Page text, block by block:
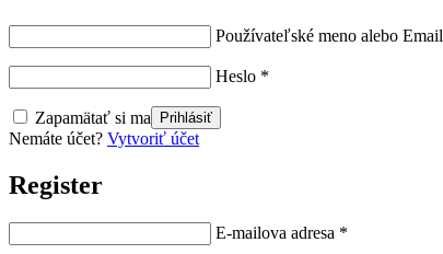
Používateľské meno alebo Email
Heslo *
Zapamätať si ma
Nemáte účet? Vytvoriť účet
Register
E-mailova adresa *